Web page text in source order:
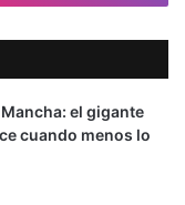
el gigante
cuando menos lo